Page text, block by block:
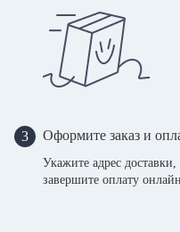
3 Оформите заказ и
Укажите адрес
завершите оплату